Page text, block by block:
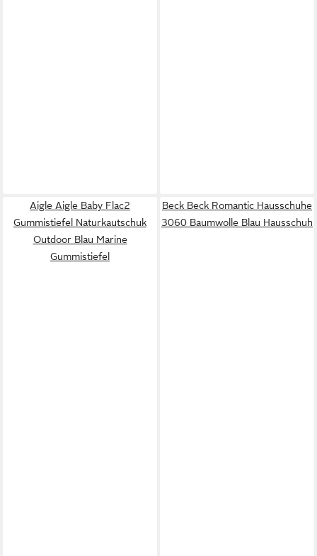
Aigle Aigle Baby Flac2
Gummistiefel Naturkautschuk
Outdoor Blau Marine
Gummistiefel
Beck Beck Romantic Hausschuhe
3060 Baumwolle Blau Hausschuh